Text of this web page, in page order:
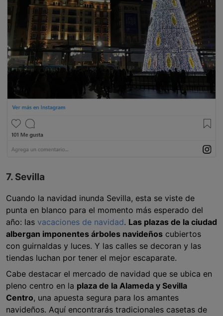
7. Sevilla
Cuando la navidad inunda Sevilla, esta se viste de
punta en blanco para el momento más esperado del
año: las vacaciones de navidad. Las plazas de la ciudad
albergan imponentes árboles navideños cubiertos
con guirnaldas y luces. Y las calles se decoran y las
tiendas luchan por tener el mejor escaparate.
Cabe destacar el mercado de navidad que se ubica en
pleno centro en la plaza de la Alameda y Sevilla
Centro, una apuesta segura para los amantes
navideños. Aquí encontrarás tradicionales casetas de